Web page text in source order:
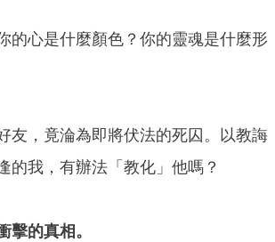
的心是什麼顏色？你的靈魂是什麼形
友，竟淪為即將伏法的死囚。以教誨
的我，有辦法「教化」他嗎？
擊的真相。